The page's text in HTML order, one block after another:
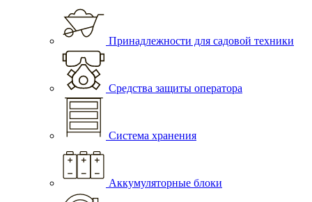
Принадлежности для садовой техники
Средства защиты оператора
Система хранения
Аккумуляторные блоки